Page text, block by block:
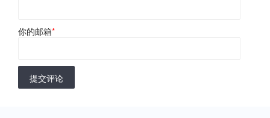
你的邮箱*
提交评论